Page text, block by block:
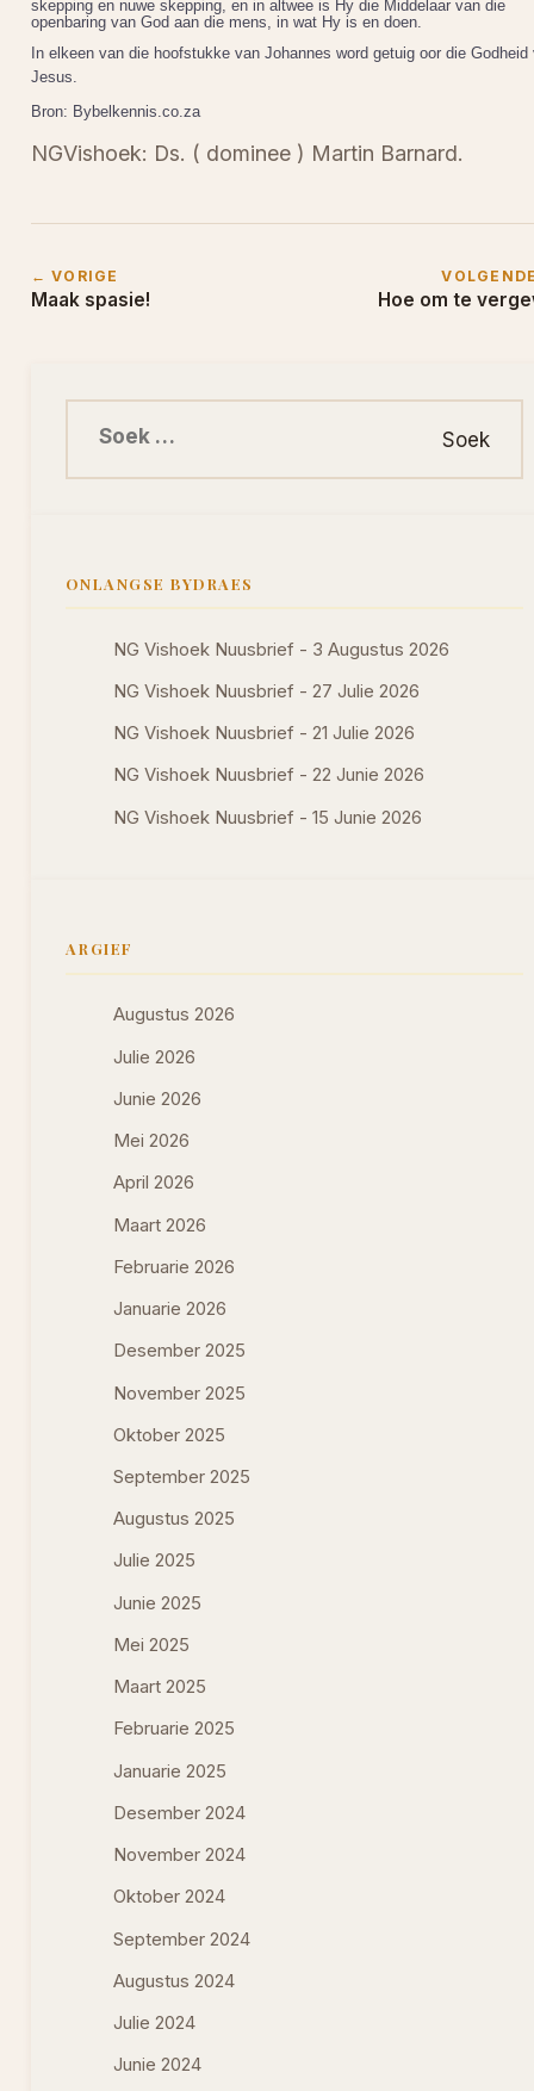
skepping en nuwe skepping, en in altwee is Hy die Middelaar van die
openbaring van God aan die mens, in wat Hy is en doen.
In elkeen van die hoofstukke van Johannes word getuig oor die Godheid
Jesus.
Bron: Bybelkennis.co.za
NGVishoek: Ds. ( dominee ) Martin Barnard.
← VORIGE
Maak spasie! Hoe om te
ONLANGSE BYDRAES
NG Vishoek Nuusbrief - 3 Augustus 2026
NG Vishoek Nuusbrief - 27 Julie 2026
NG Vishoek Nuusbrief - 21 Julie 2026
NG Vishoek Nuusbrief - 22 Junie 2026
NG Vishoek Nuusbrief - 15 Junie 2026
ARGIEF
Augustus 2026
Julie 2026
Junie 2026
Mei 2026
April 2026
Maart 2026
Februarie 2026
Januarie 2026
Desember 2025
November 2025
Oktober 2025
September 2025
Augustus 2025
Julie 2025
Junie 2025
Mei 2025
Maart 2025
Februarie 2025
Januarie 2025
Desember 2024
November 2024
Oktober 2024
September 2024
Augustus 2024
Julie 2024
Junie 2024